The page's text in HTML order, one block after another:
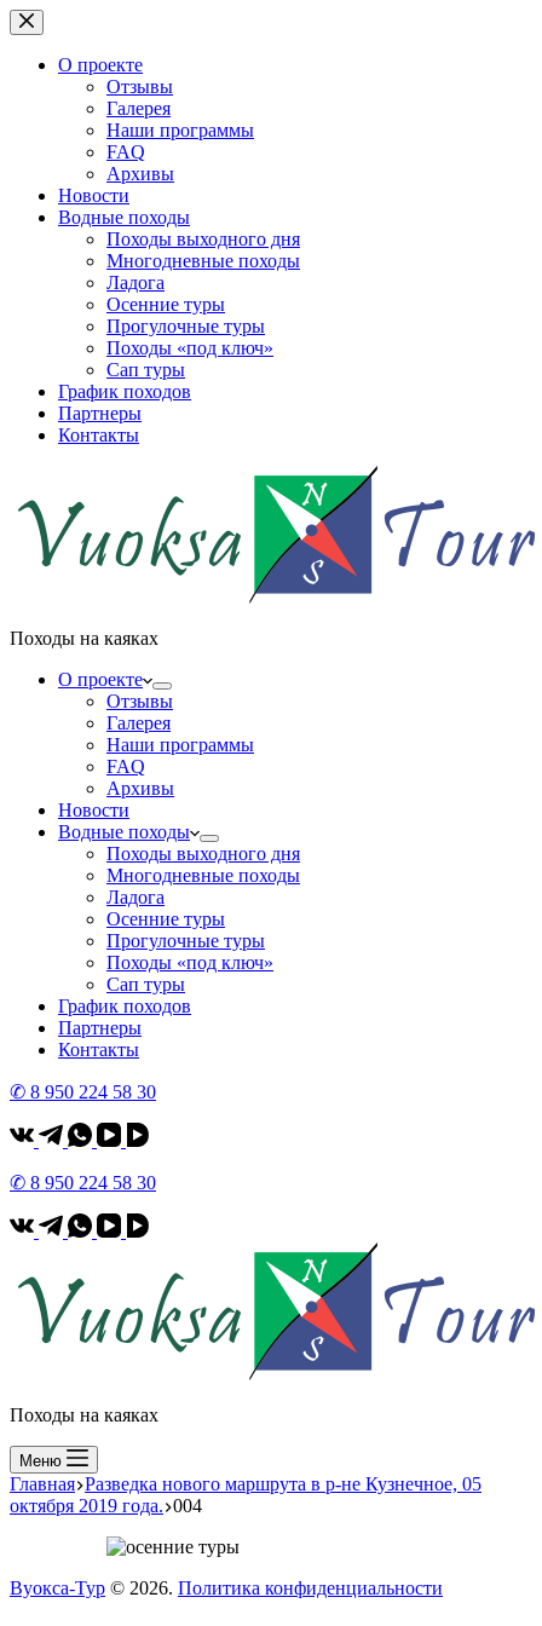
Перейти
к
сути
О проекте
Отзывы
Галерея
Наши программы
FAQ
Архивы
Новости
Водные походы
Походы выходного дня
Многодневные походы
Ладога
Осенние туры
Прогулочные туры
Походы «под ключ»
Сап туры
График походов
Партнеры
Контакты
Походы на каяках
О проекте
Отзывы
Галерея
Наши программы
FAQ
Архивы
Новости
Водные походы
Походы выходного дня
Многодневные походы
Ладога
Осенние туры
Прогулочные туры
Походы «под ключ»
Сап туры
График походов
Партнеры
Контакты
✆ 8 950 224 58 30
✆ 8 950 224 58 30
Походы на каяках
Меню
Главная Разведка нового маршрута в р-не Кузнечное, 05
октября 2019 года. 004
Вуокса-Тур © 2026. Политика конфиденциальности